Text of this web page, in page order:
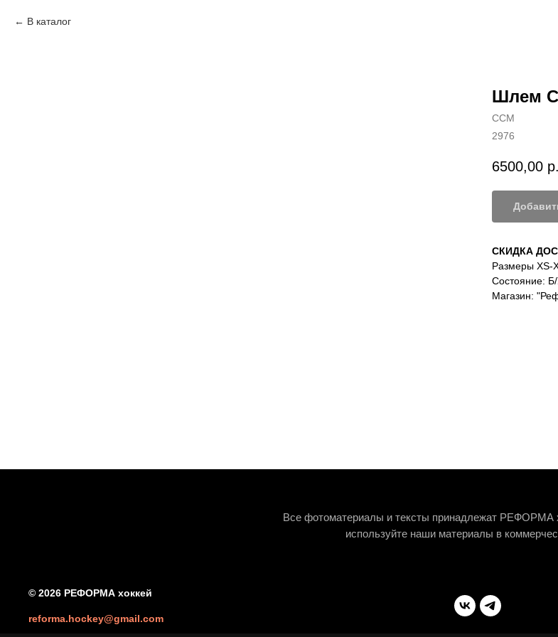
В каталог
Шлем
CCM
2976
6500,00 р.
СКИДКА
Размеры XS-
Состояние:
Магазин:
Все фотоматериалы и тексты принадлежат РЕФОРМА
используйте наши материалы в
© 2026 РЕФОРМА хоккей
reforma.hockey@gmail.com